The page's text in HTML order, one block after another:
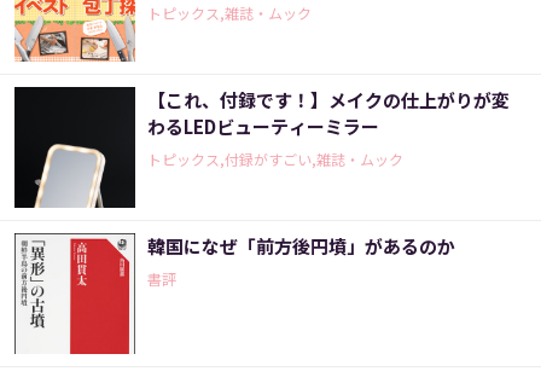
トピックス,雑誌・ムック
【これ、付録です！】メイクの仕上がりが変
わるLEDビューティーミラー
トピックス,付録がすごい,雑誌・ムック
韓国になぜ「前方後円墳」があるのか
書評